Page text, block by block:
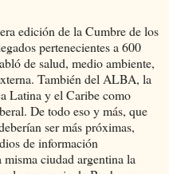
edición de la Cumbre de los
pertenecientes a 600
de salud, medio ambiente,
También del ALBA, la
Latina y el Caribe como
De todo eso y más, que
ser más próximas,
de información
ciudad argentina la